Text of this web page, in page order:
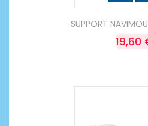
SUPPORT
19,60